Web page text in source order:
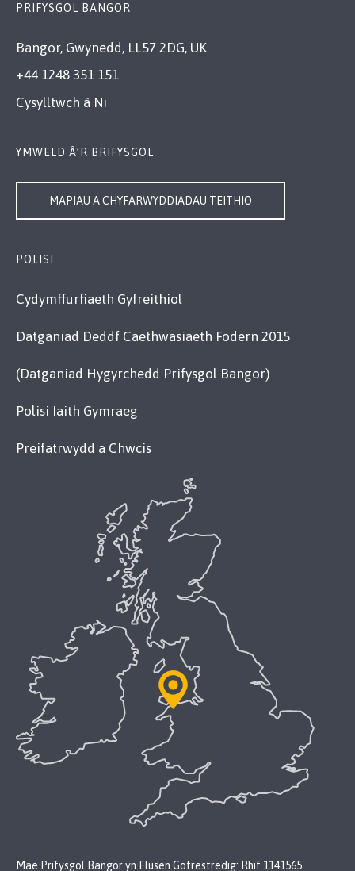
PRIFYSGOL BANGOR
Bangor, Gwynedd, LL57 2DG, UK
+44 1248 351 151
Cysylltwch â Ni
YMWELD Â’R BRIFYSGOL
MAPIAU A CHYFARWYDDIADAU TEITHIO
POLISI
Cydymffurfiaeth Gyfreithiol
Datganiad Deddf Caethwasiaeth Fodern 2015
(Datganiad Hygyrchedd Prifysgol Bangor)
Polisi Iaith Gymraeg
Preifatrwydd a Chwcis
Mae Prifysgol Bangor yn Elusen Gofrestredig: Rhif 1141565